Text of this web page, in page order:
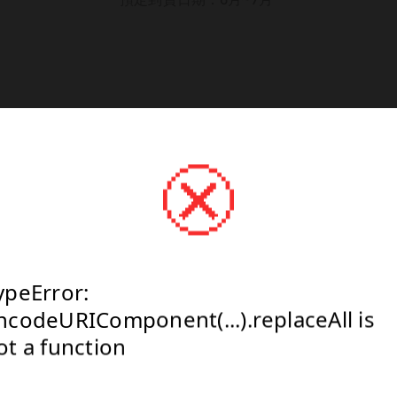
is
a function
is
a function
is
a function